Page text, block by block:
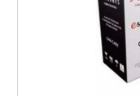
elaboradas.
outras áreas